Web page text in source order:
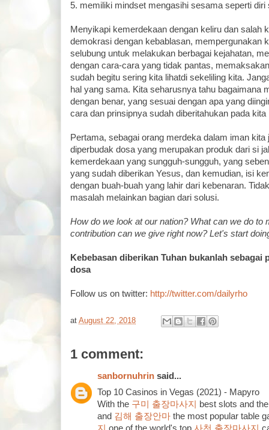
5. memiliki mindset mengasihi sesama seperti diri
Menyikapi kemerdekaan dengan keliru dan salah
demokrasi dengan kebablasan, mempergunakan
selubung untuk melakukan berbagai kejahatan,
dengan cara-cara yang tidak pantas,
sudah begitu sering kita lihatdi sekeliling kita.
hal yang sama. Kita seharusnya tahu bagaimana
dengan benar, yang sesuai dengan apa yang
cara dan prinsipnya sudah diberitahukan pada kita
Pertama, sebagai orang merdeka dalam iman kita
diperbudak dosa yang merupakan produk dari si
kemerdekaan yang sungguh-sungguh, yang
yang sudah diberikan Yesus, dan kemudian, isi
dengan buah-buah yang lahir dari kebenaran.
masalah melainkan bagian dari solusi.
How do we look at our nation? What can we do to
contribution can we give right now? Let's start
Kebebasan diberikan Tuhan bukanlah sebagai
dosa
Follow us on twitter: http://twitter.com/dailyrho
at August 22, 2018
1 comment:
sanbornuhrin said...
Top 10 Casinos in Vegas (2021) - Mapyro
With the 구미 출장마사지 best slots and
and 김해 출장안마 the most popular table
지 one of the world's top 사천 출장마사지